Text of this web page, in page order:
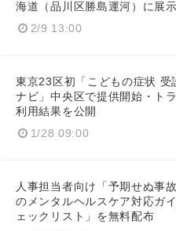
海道（品川区勝島運河）に展示
2/9 13:00
東京23区初「こどもの症状 受
ナビ」中央区で提供開始・ト
利用結果を公開
1/28 09:00
人事担当者向け「予期せぬ事
のメンタルヘルスケア対応ガ
ェックリスト」を無料配布